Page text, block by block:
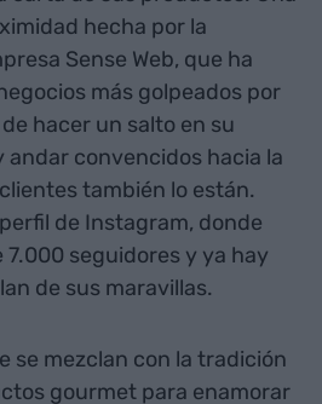
hecha por la
Sense Web, que ha
más golpeados por
hacer un salto en su
andar convencidos hacia la
también lo están.
de Instagram, donde
seguidores y ya hay
de sus maravillas.
se mezclan con la tradición
gourmet para enamorar